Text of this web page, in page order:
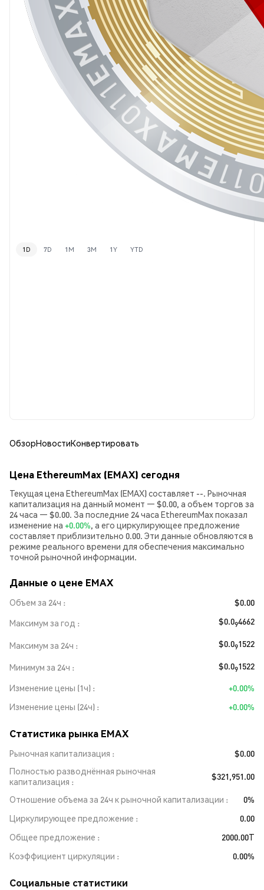
1D 7D 1M 3M 1Y YTD
ОбзорНовостиКонвертировать
Цена EthereumMax (EMAX) сегодня
Текущая цена EthereumMax (EMAX) составляет --. Рыночная
капитализация на данный момент — $0.00, а объем торгов за
24 часа — $0.00. За последние 24 часа EthereumMax показал
изменение на +0.00%, а его циркулирующее предложение
составляет приблизительно 0.00. Эти данные обновляются в
режиме реального времени для обеспечения максимально
точной рыночной информации.
Данные о цене EMAX
Объем за 24ч
$0.00
Максимум за год
$0.094662
Максимум за 24ч $0.091522
Минимум за 24ч $0.091522
Изменение цены (1ч)
+0.00%
Изменение цены (24ч)
+0.00%
Статистика рынка EMAX
Рыночная капитализация
$0.00
Полностью разводнённая рыночная
капитализация
$321,951.00
Отношение объема за 24ч к рыночной капитализации
0%
Циркулирующее предложение
0.00
Общее предложение
2000.00T
Коэффициент циркуляции
0.00%
Социальные статистики